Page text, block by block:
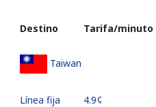
Destino Tarifa/minuto
Taiwan
Línea fija ⁦4.9¢⁩